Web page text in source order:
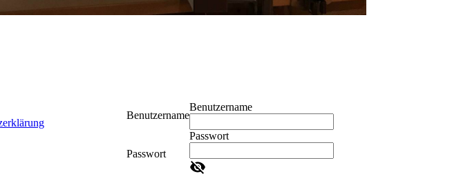
Benutzername
Benutzername
Passwort
Passwort